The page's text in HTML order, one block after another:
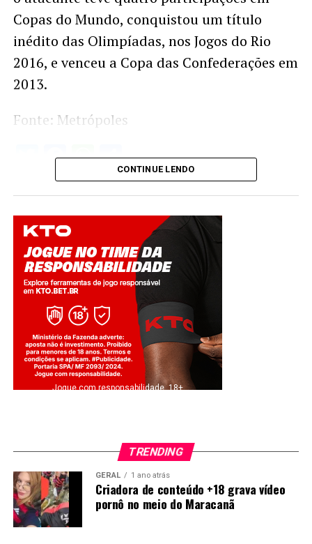
Copas do Mundo, conquistou um título
inédito das Olimpíadas, nos Jogos do Rio
2016, e venceu a Copa das Confederações em
2013.
Fonte: Metrópoles
Twitter
Facebook
WhatsApp
Share
CONTINUE LENDO
Jogue com responsabilidade. 18+
TRENDING
GERAL 1 ano atrás
Criadora de conteúdo +18 grava vídeo
pornô no meio do Maracanã